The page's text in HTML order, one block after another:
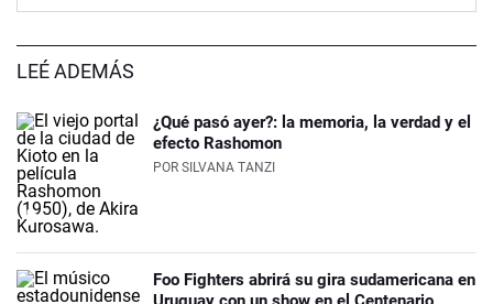
LEÉ ADEMÁS
¿Qué pasó ayer?: la memoria, la verdad y el
efecto Rashomon
POR SILVANA TANZI
Foo Fighters abrirá su gira sudamericana en